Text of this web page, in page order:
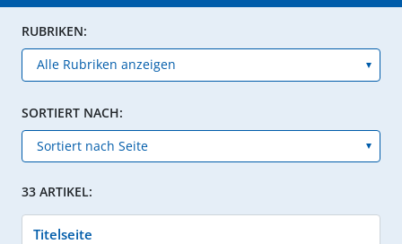
RUBRIKEN:
SORTIERT NACH:
33 ARTIKEL:
Titelseite